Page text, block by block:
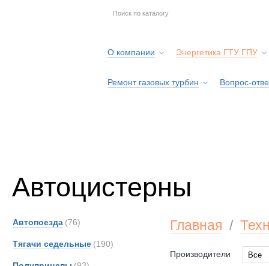
О компании Энергетика ГТУ ГПУ
Ремонт газовых турбин Вопрос-
Автоцистерны
Автопоезда (76)
Тягачи седельные (190)
Главная /
Производители
Все